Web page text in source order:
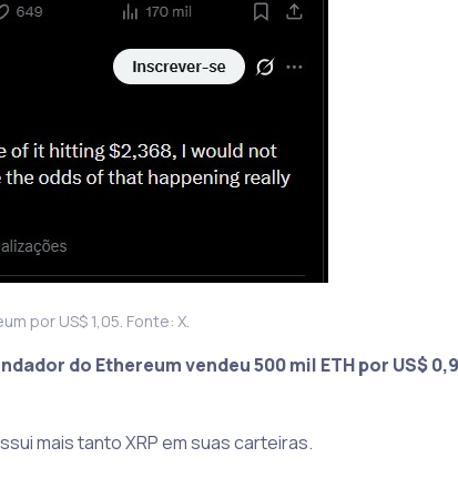
por US$ 1,05. Fonte: X.
do Ethereum vendeu 500 mil ETH por US$
mais tanto XRP em suas carteiras.